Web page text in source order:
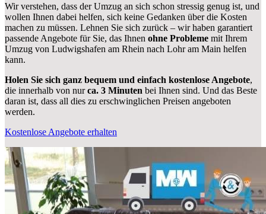
Wir verstehen, dass der Umzug an sich schon stressig genug ist, und
wollen Ihnen dabei helfen, sich keine Gedanken über die Kosten
machen zu müssen. Lehnen Sie sich zurück – wir haben garantiert
passende Angebote für Sie, das Ihnen ohne Probleme mit Ihrem
Umzug von Ludwigshafen am Rhein nach Lohr am Main helfen
kann.
Holen Sie sich ganz bequem und einfach kostenlose Angebote,
die innerhalb von nurca. 3 Minuten bei Ihnen sind. Und das Beste
daran ist, dass all dies zu erschwinglichen Preisen angeboten
werden.
Kostenlose Angebote erhalten